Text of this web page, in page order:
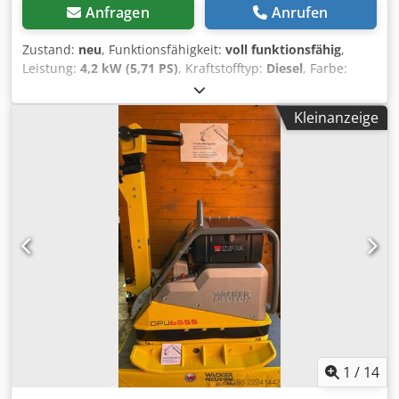
Anfragen Anrufen
Zustand: neu, Funktionsfähigkeit: voll funktionsfähig,
Leistung: 4,2 kW (5,71 PS), Kraftstofftyp: Diesel, Farbe:
190 kg, Baujahr:
UVV, Wacker Neuson DPU 3060 Hts Rüttelplatte NEU
Wacker Neuson DPU 3060 Hts Rüttelplatte – NEU | 30 kN
Zentrifugalkraft | 600 mm Arbeitsbreite | Hatz-
Dieselmotor 1B30 mit 4,2 kW Artikelnummer: 5000610042
Technische Daten: Hersteller: Wacker Neuson Modell: DPU
3060 Hts Zustand: NEU Betriebsgewicht: 190 kg Frequenz:
90 Hz Zentrifugalkraft: 30 kN Arbeitsbreite: 600 mm Motor:
Hatz 1B30 Dieselmotor Motorleistung: 4,2 kW Kraftstoff:
Diesel Startsystem: Reversierstart Verdichtungsklasse:
Mittelschwer verdichtend Flächenleistung: ca. 624 m²/h
Highlights & Ausstattung: - Kraftvolle Diesel-Rüttelplatte
für anspruchsvolle Verdichtungsarbeiten - Robuste
Bauweise – ideal für den täglichen Baustelleneinsatz - 600
mm Arbeitsbreite – hohe Flächenleistung bei kompakter
Bauform - Ergonomische Führungsdeichsel –
vibrationsarm & komfortabel - Zuverlässiger Hatz-
Kleinanzeige
1 / 14